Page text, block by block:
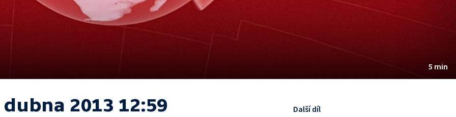
5 min
dubna 2013 12:59 Další díl